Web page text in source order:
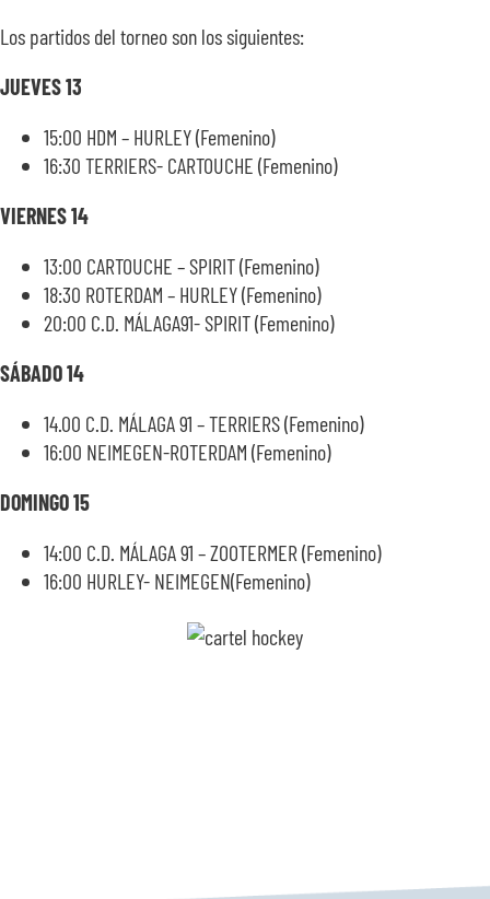
Los partidos del torneo son los siguientes:
JUEVES 13
15:00 HDM – HURLEY (Femenino)
16:30 TERRIERS- CARTOUCHE (Femenino)
VIERNES 14
13:00 CARTOUCHE – SPIRIT (Femenino)
18:30 ROTERDAM – HURLEY (Femenino)
20:00 C.D. MÁLAGA91- SPIRIT (Femenino)
SÁBADO 14
14.00 C.D. MÁLAGA 91 – TERRIERS (Femenino)
16:00 NEIMEGEN-ROTERDAM (Femenino)
DOMINGO 15
14:00 C.D. MÁLAGA 91 – ZOOTERMER (Femenino)
16:00 HURLEY- NEIMEGEN(Femenino)